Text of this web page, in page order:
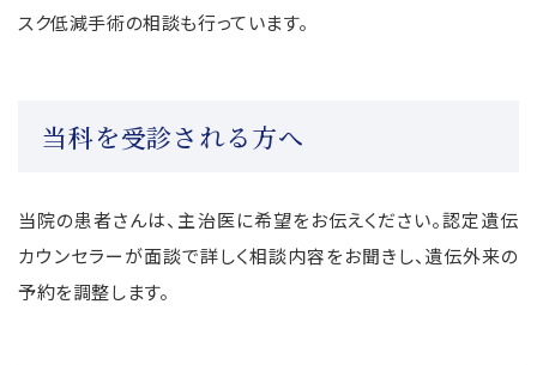
スク低減手術の相談も行っています。
当科を受診される方へ
当院の患者さんは、主治医に希望をお伝えください。認定遺伝
カウンセラーが面談で詳しく相談内容をお聞きし、遺伝外来の
予約を調整します。